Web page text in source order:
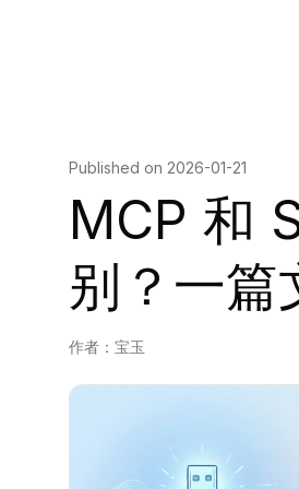
Published on 2026-01-21
MCP 和
别？一篇
作者： 宝玉